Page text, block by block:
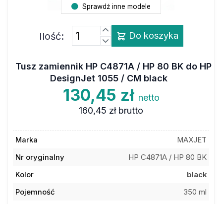
Sprawdź inne modele
Ilość: Do koszyka
Tusz zamiennik HP C4871A / HP 80 BK do HP
DesignJet 1055 / CM black
130,45 zł netto
160,45 zł brutto
Marka
MAXJET
Nr oryginalny
HP C4871A / HP 80 BK
Kolor
black
Pojemność
350 ml